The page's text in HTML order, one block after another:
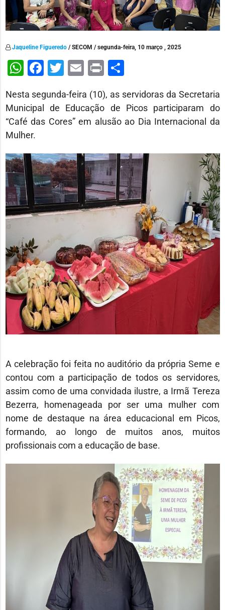
Jaqueline Figueredo/ SECOM / segunda-feira, 10 março , 2025
WhatsApp
Facebook
Twitter
EmailPrint
Nesta segunda-feira (10), as servidoras da Secretaria
Municipal de Educação de Picos participaram do
“Café das Cores” em alusão ao Dia Internacional da
Mulher.
A celebração foi feita no auditório da própria Seme e
contou com a participação de todos os servidores,
assim como de uma convidada ilustre, a Irmã Tereza
Bezerra, homenageada por ser uma mulher com
nome de destaque na área educacional em Picos,
formando, ao longo de muitos anos, muitos
profissionais com a educação de base.